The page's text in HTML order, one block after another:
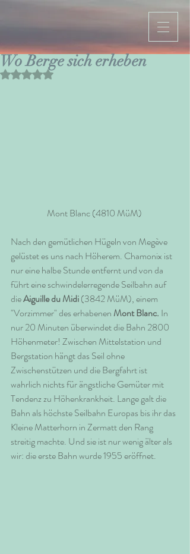
Wo Berge sich erheben
Mit NaN von 5 Sternen bewertet.
Mont Blanc (4810 MüM)
Nach den gemütlichen Hügeln von Megève
gelüstet es uns nach Höherem. Chamonix ist
nur eine halbe Stunde entfernt und von da
führt eine schwindelerregende Seilbahn auf
die Aiguille du Midi (3842 MüM), einem
"Vorzimmer" des erhabenen Mont Blanc. In
nur 20 Minuten überwindet die Bahn 2800
Höhenmeter! Zwischen Mittelstation und
Bergstation hängt das Seil ohne
Zwischenstützen und die Bergfahrt ist
wahrlich nichts für ängstliche Gemüter mit
Tendenz zu Höhenkrankheit. Lange galt die
Bahn als höchste Seilbahn Europas bis ihr das
Kleine Matterhorn in Zermatt den Rang
streitig machte. Und sie ist nur wenig älter als
wir: die erste Bahn wurde 1955 eröffnet.